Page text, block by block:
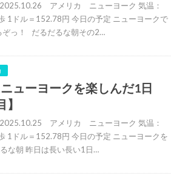
2025.10.26 アメリカ ニューヨーク 気温：
1ドル＝152.78円 今日の予定 ニューヨークで
ぞっ！ だるだるな朝その2…
ューヨークを楽しんだ1日
2025.10.25 アメリカ ニューヨーク 気温：
1ドル＝152.78円 今日の予定 ニューヨークを
な朝 昨日は長い長い1日…